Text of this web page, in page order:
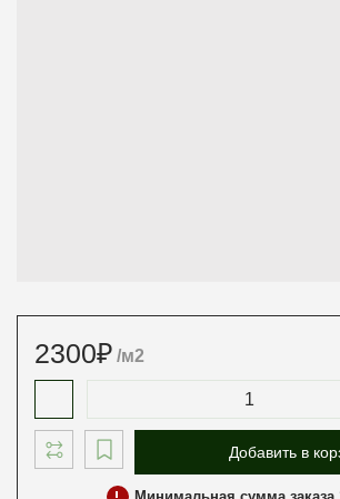
2300₽ /м2
Добавить в